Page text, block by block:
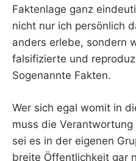
Faktenlage ganz
nicht nur ich persönlich
anders erlebe, sondern
falsifizierte und
Sogenannte Fakten.
Wer sich egal womit in
muss die
sei es in der eigenen
breite Öffentlichkeit gar